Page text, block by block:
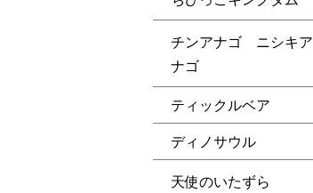
チンアナゴ ニシキア
ナゴ
ティックルベア
ディノサウル
天使のいたずら